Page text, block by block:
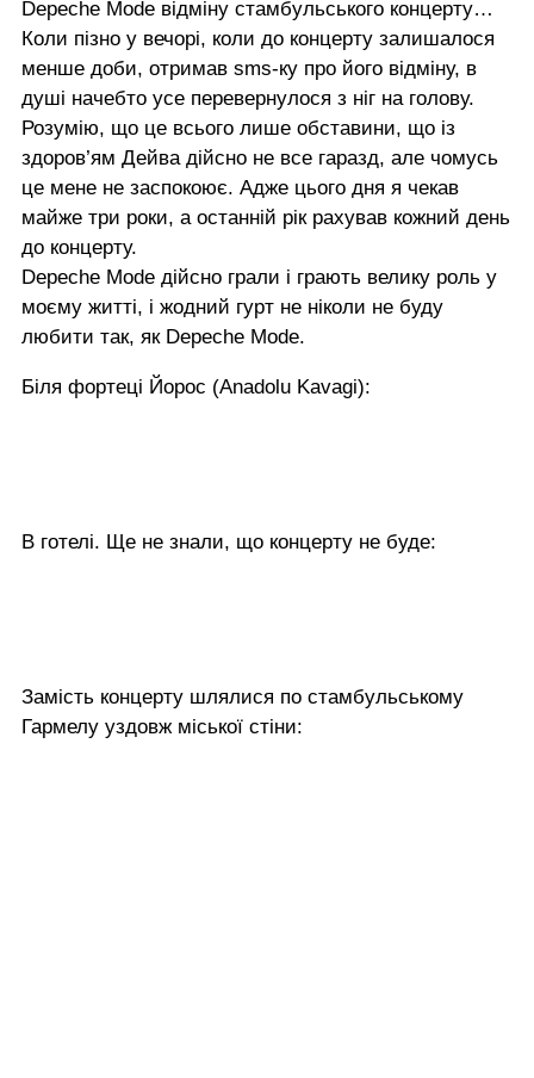
Depeche Mode відміну стамбульського концерту…
Коли пізно у вечорі, коли до концерту залишалося
менше доби, отримав sms-ку про його відміну, в
душі начебто усе перевернулося з ніг на голову.
Розумію, що це всього лише обставини, що із
здоров’ям Дейва дійсно не все гаразд, але чомусь
це мене не заспокоює. Адже цього дня я чекав
майже три роки, а останній рік рахував кожний день
до концерту.
Depeche Mode дійсно грали і грають велику роль у
моєму житті, і жодний гурт не ніколи не буду
любити так, як Depeche Mode.
Біля фортеці Йорос (Anadolu Kavagi):
В готелі. Ще не знали, що концерту не буде:
Замість концерту шлялися по стамбульському
Гармелу уздовж міської стіни: